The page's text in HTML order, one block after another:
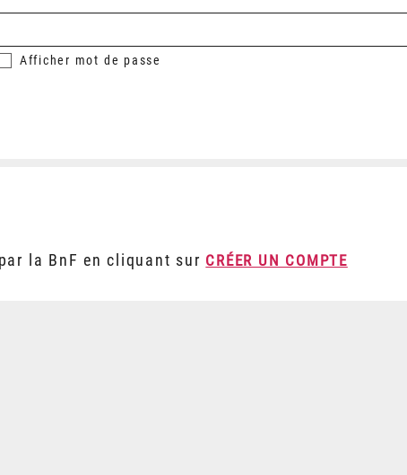
Afficher mot de passe
la BnF en cliquant sur CRÉER UN COMPTE